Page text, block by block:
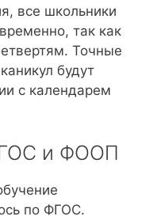
все школьники
так как
Точные
будут
с календарем
и ФООП
по ФГОС.